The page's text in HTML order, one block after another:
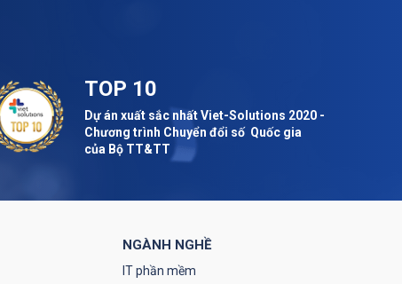
TOP 10
Dự án xuất sắc nhất Viet-Solutions 2020 -
Chương trình Chuyển đổi số Quốc gia
của Bộ TT&TT
NGÀNH NGHỀ
IT phần mềm